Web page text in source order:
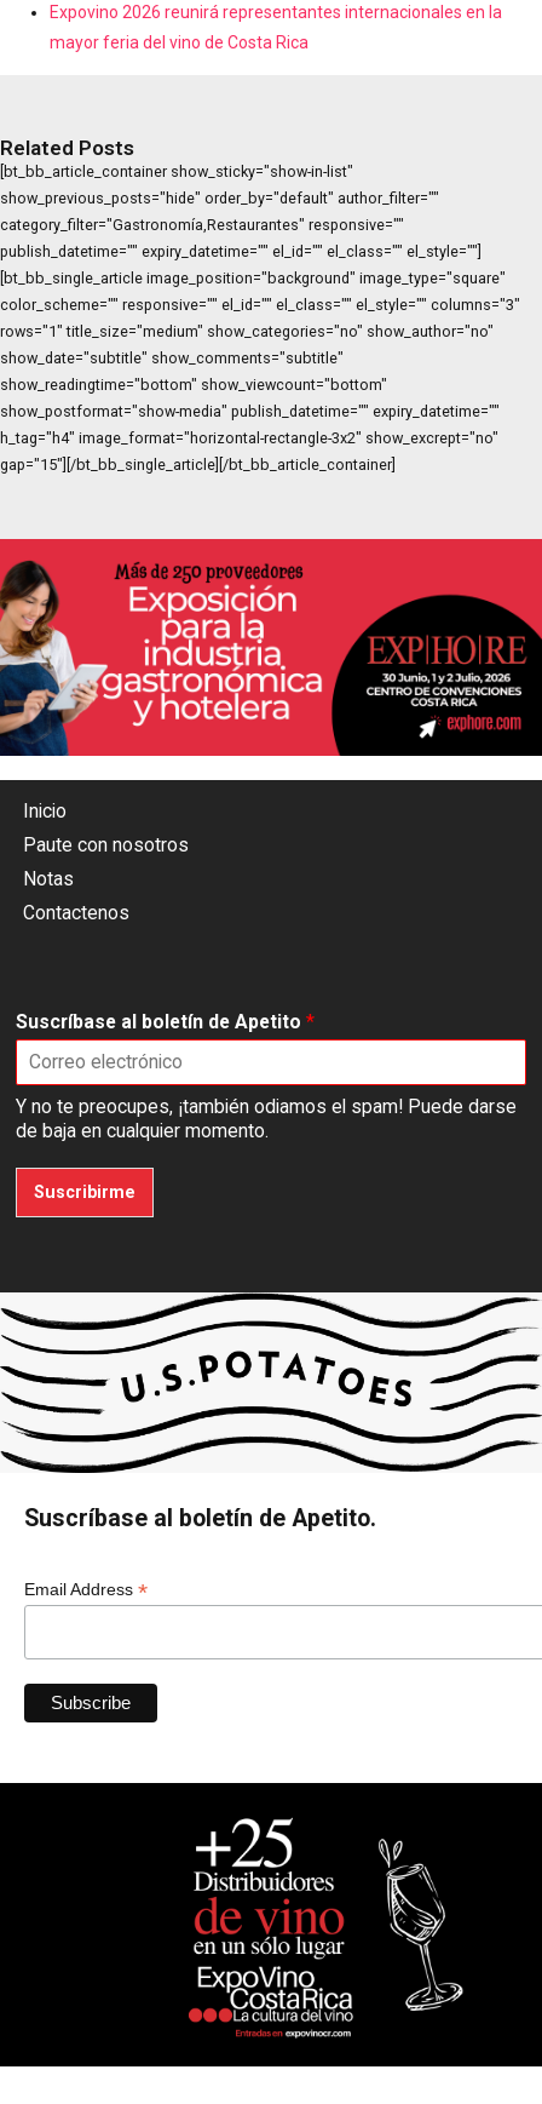
Expovino 2026 reunirá representantes internacionales en la
mayor feria del vino de Costa Rica
Related Posts
[bt_bb_article_container show_sticky="show-in-list"
show_previous_posts="hide" order_by="default" author_filter=""
category_filter="Gastronomía,Restaurantes" responsive=""
publish_datetime="" expiry_datetime="" el_id="" el_class="" el_style=""]
[bt_bb_single_article image_position="background" image_type="square"
color_scheme="" responsive="" el_id="" el_class="" el_style="" columns="3"
rows="1" title_size="medium" show_categories="no" show_author="no"
show_date="subtitle" show_comments="subtitle"
show_readingtime="bottom" show_viewcount="bottom"
show_postformat="show-media" publish_datetime="" expiry_datetime=""
h_tag="h4" image_format="horizontal-rectangle-3x2" show_excrept="no"
gap="15"][/bt_bb_single_article][/bt_bb_article_container]
Inicio
Paute con nosotros
Notas
Contactenos
Suscríbase al boletín de Apetito *
Y no te preocupes, ¡también odiamos el spam! Puede darse
de baja en cualquier momento.
Suscribirme
Suscríbase al boletín de Apetito.
Email Address *